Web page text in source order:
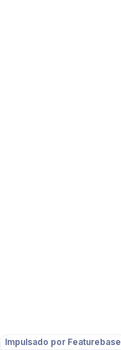
Impulsado por Featurebase